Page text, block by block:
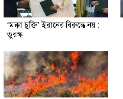
‘মক্কা চুক্তি’ ইরানের বিরুদ্ধে নয় :
তুরস্ক